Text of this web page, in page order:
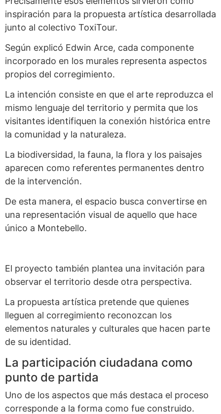
inspiración para la propuesta artística desarrollada
junto al colectivo ToxiTour.
Según explicó Edwin Arce, cada componente
incorporado en los murales representa aspectos
propios del corregimiento.
La intención consiste en que el arte reproduzca el
mismo lenguaje del territorio y permita que los
visitantes identifiquen la conexión histórica entre
la comunidad y la naturaleza.
La biodiversidad, la fauna, la flora y los paisajes
aparecen como referentes permanentes dentro
de la intervención.
De esta manera, el espacio busca convertirse en
una representación visual de aquello que hace
único a Montebello.
El proyecto también plantea una invitación para
observar el territorio desde otra perspectiva.
La propuesta artística pretende que quienes
lleguen al corregimiento reconozcan los
elementos naturales y culturales que hacen parte
de su identidad.
La participación ciudadana como
punto de partida
Uno de los aspectos que más destaca el proceso
corresponde a la forma como fue construido.